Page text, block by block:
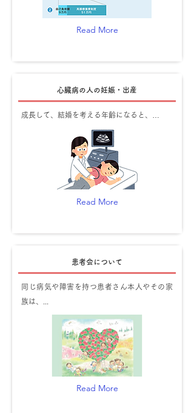
Read More
心臓病の人の妊娠・出産
成長して、結婚を考える年齢になると、…
Read More
患者会について
同じ病気や障害を持つ患者さん本人やその家
族は、...
Read More